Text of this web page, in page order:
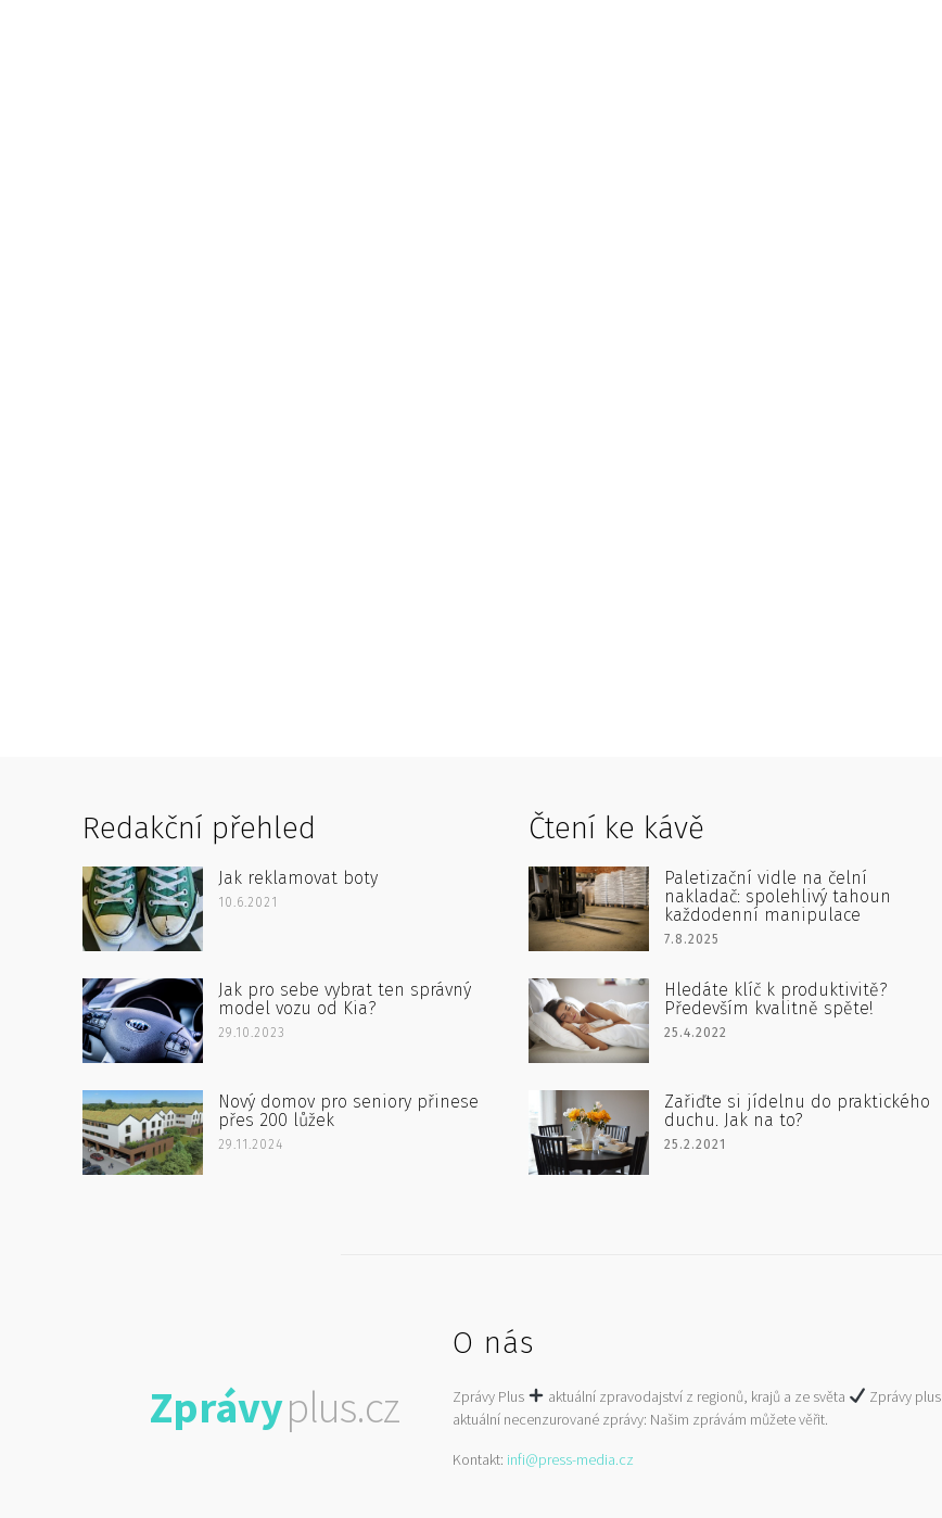
Redakční přehled
Jak reklamovat boty
10.6.2021
Jak pro sebe vybrat ten správný
model vozu od Kia?
29.10.2023
Nový domov pro seniory přinese
přes 200 lůžek
29.11.2024
Čtení ke kávě
Paletizační vidle na čelní
nakladač: spolehlivý tahoun
každodenní manipulace
7.8.2025
Hledáte klíč k produktivitě?
Především kvalitně spěte!
25.4.2022
Zařiďte si jídelnu do praktického
duchu. Jak na to?
25.2.2021
Zprávyplus.cz
O nás
Zprávy Plus aktuální zpravodajství z regionů, krajů a ze světa
Zprávy plus
aktuální necenzurované zprávy: Našim zprávám můžete věřit.
Kontakt: infi@press-media.cz